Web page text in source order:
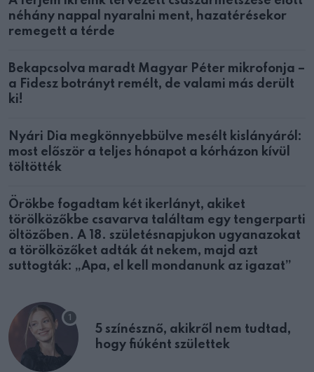
néhány nappal nyaralni ment, hazatérésekor
remegett a térde
Bekapcsolva maradt Magyar Péter mikrofonja –
a Fidesz botrányt remélt, de valami más derült
ki!
Nyári Dia megkönnyebbülve mesélt kislányáról:
most először a teljes hónapot a kórházon kívül
töltötték
Örökbe fogadtam két ikerlányt, akiket
törölközőkbe csavarva találtam egy tengerparti
öltözőben. A 18. születésnapjukon ugyanazokat
a törölközőket adták át nekem, majd azt
suttogták: „Apa, el kell mondanunk az igazat”
5 színésznő, akikről nem tudtad,
hogy fiúként születtek